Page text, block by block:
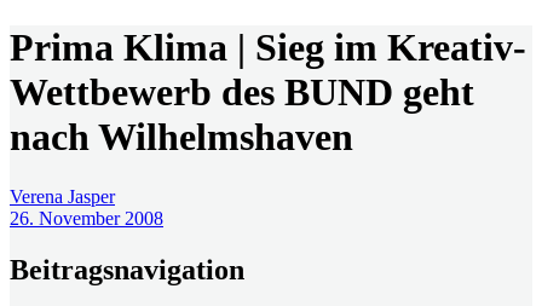
Prima Klima | Sieg im Kreativ-
Wettbewerb des BUND geht
nach Wilhelmshaven
Verena Jasper
26. November 2008
Beitragsnavigation